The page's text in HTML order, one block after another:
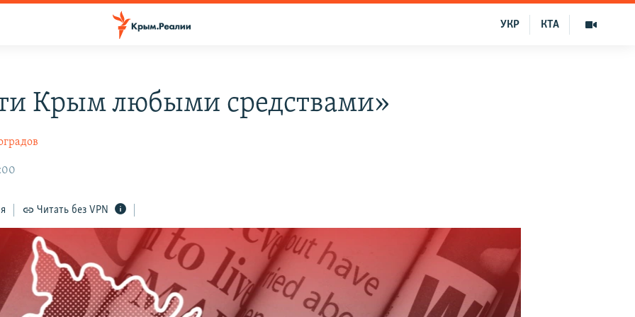
КТА
УКР
Крым любыми средствами»
Читать без VPN